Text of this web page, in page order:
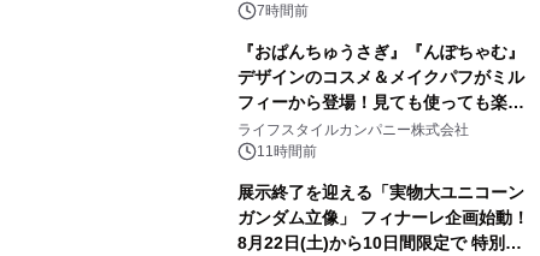
7時間前
『おぱんちゅうさぎ』『んぽちゃむ』
デザインのコスメ＆メイクパフがミル
フィーから登場！見ても使っても楽し
い、ポップでキュートなコレクショ
ン。
ライフスタイルカンパニー株式会社
11時間前
展示終了を迎える「実物大ユニコーン
ガンダム立像」 フィナーレ企画始動！
8月22日(土)から10日間限定で 特別映